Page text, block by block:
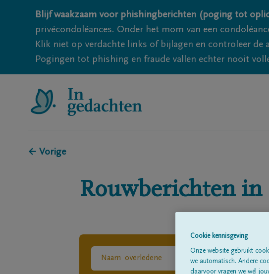
Blijf waakzaam voor phishingberichten (poging tot
privécondoléances. Onder het mom van een
Klik niet op verdachte links of bijlagen en controleer
Pogingen tot phishing en fraude vallen echter nooit
← Vorige
Rouwberichten in
Cookie kennisgeving
Onze website gebruikt
we automatisch. Andere
daarvoor vragen we wél